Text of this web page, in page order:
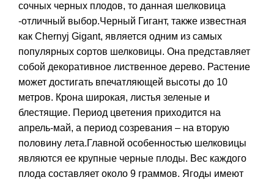
сочных черных плодов, то данная шелковица
-отличный выбор.Черный Гигант, также известная
как Chernyj Gigant, является одним из самых
популярных сортов шелковицы. Она представляет
собой декоративное лиственное дерево. Растение
может достигать впечатляющей высоты до 10
метров. Крона широкая, листья зеленые и
блестящие. Период цветения приходится на
апрель-май, а период созревания – на вторую
половину лета.Главной особенностью шелковицы
являются ее крупные черные плоды. Вес каждого
плода составляет около 9 граммов. Ягоды имеют